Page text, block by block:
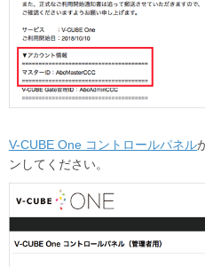
V-CUBE One コントロールパネル
ンしてください。